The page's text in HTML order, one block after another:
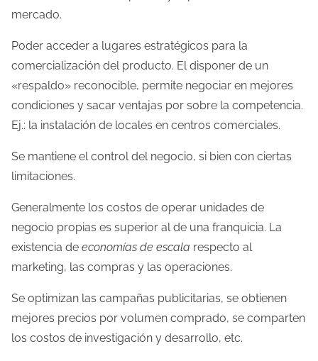
mercado.
Poder acceder a lugares estratégicos para la
comercialización del producto. El disponer de un
«respaldo» reconocible, permite negociar en mejores
condiciones y sacar ventajas por sobre la competencia.
Ej.: la instalación de locales en centros comerciales.
Se mantiene el control del negocio, si bien con ciertas
limitaciones.
Generalmente los costos de operar unidades de
negocio propias es superior al de una franquicia. La
existencia de economías de escala respecto al
marketing, las compras y las operaciones.
Se optimizan las campañas publicitarias, se obtienen
mejores precios por volumen comprado, se comparten
los costos de investigación y desarrollo, etc.